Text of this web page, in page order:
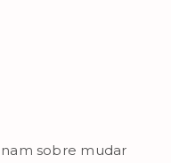
sobre mudar